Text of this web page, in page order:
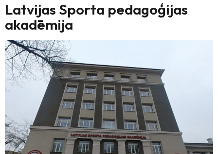
Latvijas Sporta pedagoģijas
akadēmija